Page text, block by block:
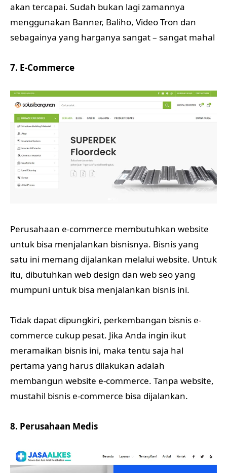
akan tercapai. Sudah bukan lagi zamannya
menggunakan Banner, Baliho, Video Tron dan
sebagainya yang harganya sangat – sangat mahal
7. E-Commerce
Perusahaan e-commerce membutuhkan website
untuk bisa menjalankan bisnisnya. Bisnis yang
satu ini memang dijalankan melalui website. Untuk
itu, dibutuhkan web design dan web seo yang
mumpuni untuk bisa menjalankan bisnis ini.
Tidak dapat dipungkiri, perkembangan bisnis e-
commerce cukup pesat. Jika Anda ingin ikut
meramaikan bisnis ini, maka tentu saja hal
pertama yang harus dilakukan adalah
membangun website e-commerce. Tanpa website,
mustahil bisnis e-commerce bisa dijalankan.
8. Perusahaan Medis